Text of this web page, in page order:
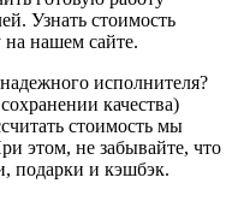
Узнать стоимость
на нашем сайте.
исполнителя?
качества)
стоимость мы
этом, не забывайте, что
подарки и кэшбэк.